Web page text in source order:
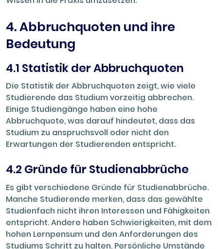
4. Abbruchquoten und ihre
Bedeutung
4.1 Statistik der Abbruchquoten
Die Statistik der Abbruchquoten zeigt, wie viele
Studierende das Studium vorzeitig abbrechen.
Einige Studiengänge haben eine hohe
Abbruchquote, was darauf hindeutet, dass das
Studium zu anspruchsvoll oder nicht den
Erwartungen der Studierenden entspricht.
4.2 Gründe für Studienabbrüche
Es gibt verschiedene Gründe für Studienabbrüche.
Manche Studierende merken, dass das gewählte
Studienfach nicht ihren Interessen und Fähigkeiten
entspricht. Andere haben Schwierigkeiten, mit dem
hohen Lernpensum und den Anforderungen des
Studiums Schritt zu halten. Persönliche Umstände